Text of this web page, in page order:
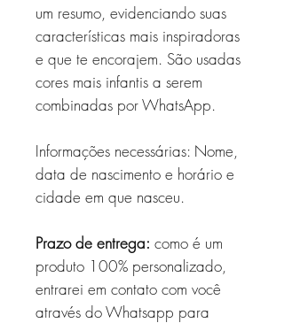
um resumo, evidenciando suas
características mais inspiradoras
e que te encorajem. São usadas
cores mais infantis a serem
combinadas por WhatsApp.
Informações necessárias: Nome,
data de nascimento e horário e
cidade em que nasceu.
Prazo de entrega: como é um
produto 100% personalizado,
entrarei em contato com você
através do Whatsapp para